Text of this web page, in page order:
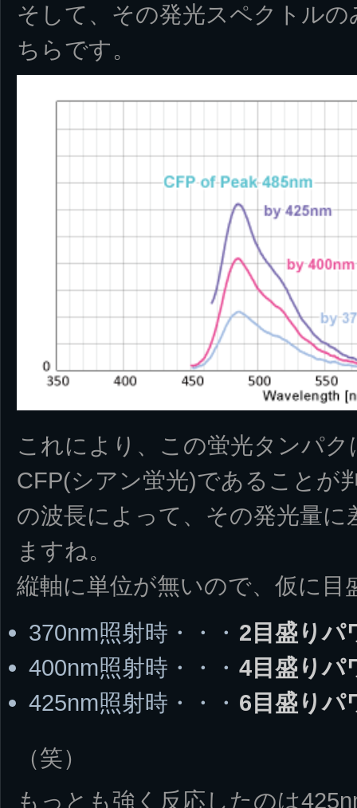
そして、その発光スペクトル
ちらです。
これにより、この蛍光タンパ
CFP(シアン蛍光)であることが
の波長によって、その発光量
ますね。
縦軸に単位が無いので、仮に目
370nm照射時・・・ 2目盛りパ
400nm照射時・・・ 4目盛りパ
425nm照射時・・・ 6目盛りパ
（笑）
もっとも強く反応したのは